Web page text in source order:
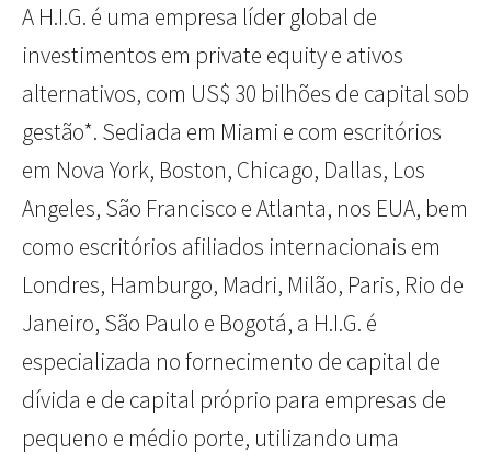
A H.I.G. é uma empresa líder global de
investimentos em private equity e ativos
alternativos, com US$ 30 bilhões de capital sob
gestão*. Sediada em Miami e com escritórios
em Nova York, Boston, Chicago, Dallas, Los
Angeles, São Francisco e Atlanta, nos EUA, bem
como escritórios afiliados internacionais em
Londres, Hamburgo, Madri, Milão, Paris, Rio de
Janeiro, São Paulo e Bogotá, a H.I.G. é
especializada no fornecimento de capital de
dívida e de capital próprio para empresas de
pequeno e médio porte, utilizando uma